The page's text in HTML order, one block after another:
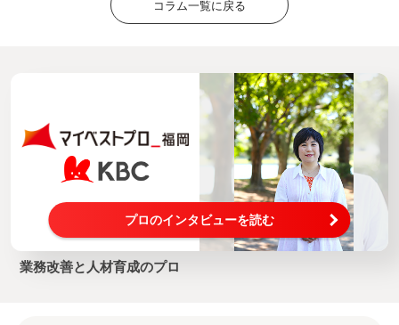
コラム一覧に戻る
プロのインタビューを読む
業務改善と人材育成のプロ